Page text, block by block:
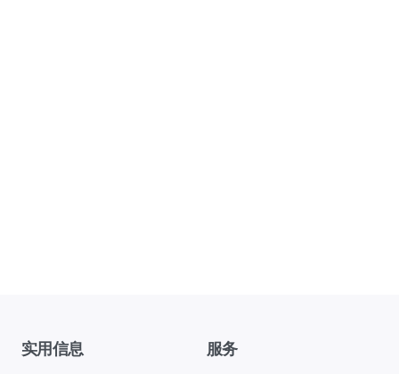
实用信息 服务